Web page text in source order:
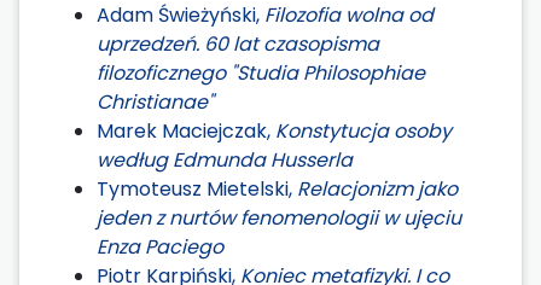
Adam Świeżyński, Filozofia wolna od
uprzedzeń. 60 lat czasopisma
filozoficznego "Studia Philosophiae
Christianae"
Marek Maciejczak, Konstytucja osoby
według Edmunda Husserla
Tymoteusz Mietelski, Relacjonizm jako
jeden z nurtów fenomenologii w ujęciu
Enza Paciego
Piotr Karpiński, Koniec metafizyki. I co